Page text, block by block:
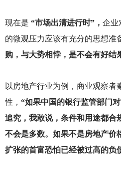
现在是 “市场出清进行时”， 企业
的微观压力应该有充分的思想准
购，与大势相悖，是不会有好结
以房地产行业为例，商业观察者
性， “如果中国的银行监管部门
追究，我敢说，条件和用途都合
不会是多数。如果不是房地产价
扩张的首富恐怕已经被过高的负